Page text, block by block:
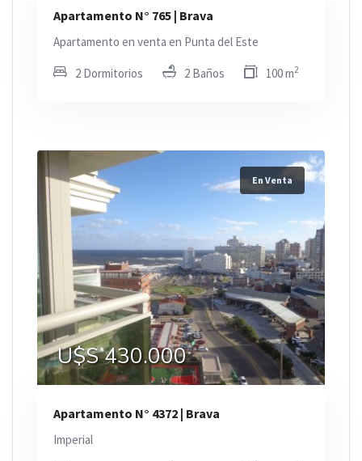
Apartamento N° 765 | Brava
Apartamento en venta en Punta del Este
2 Dormitorios 2 Baños 100 m2
En Venta
U$S 430.000
Apartamento N° 4372 | Brava
Imperial